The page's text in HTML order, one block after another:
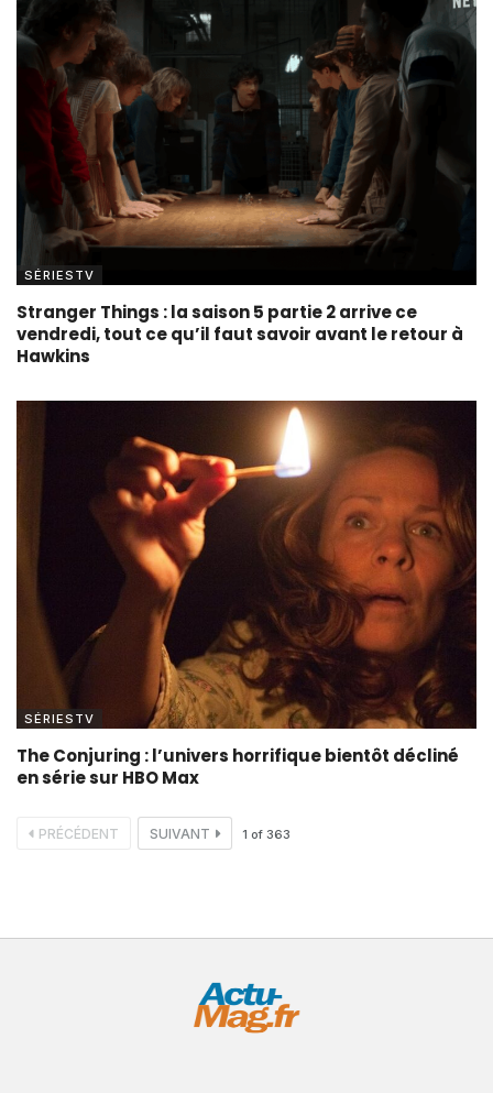
SÉRIESTV
Stranger Things : la saison 5 partie 2 arrive ce
vendredi, tout ce qu’il faut savoir avant le retour à
Hawkins
SÉRIESTV
The Conjuring : l’univers horrifique bientôt décliné
en série sur HBO Max
PRÉCÉDENT SUIVANT 1 of 363